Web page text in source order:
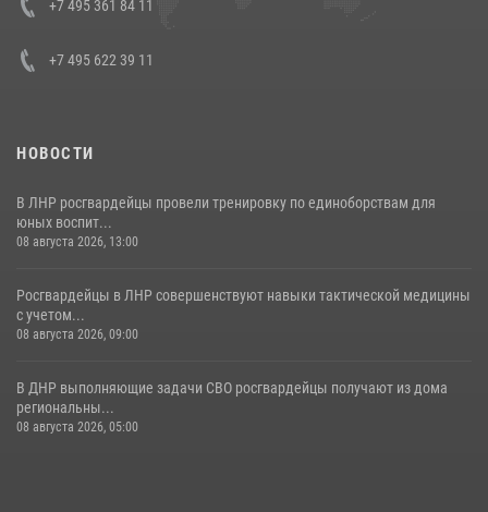
+7 495 361 84 11
+7 495 622 39 11
НОВОСТИ
В ЛНР росгвардейцы провели тренировку по единоборствам для
юных воспит...
08 августа 2026, 13:00
Росгвардейцы в ЛНР совершенствуют навыки тактической медицины
с учетом...
08 августа 2026, 09:00
В ДНР выполняющие задачи СВО росгвардейцы получают из дома
региональны...
08 августа 2026, 05:00